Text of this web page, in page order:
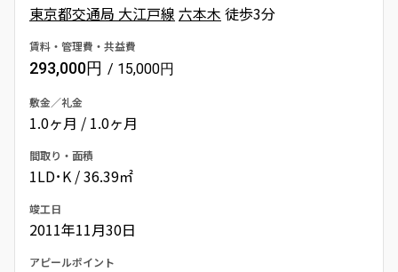
東京都交通局 大江戸線 六本木 徒歩3分
賃料・管理費・共益費
293,000円 / 15,000円
敷金／礼金
1.0ヶ月 / 1.0ヶ月
間取り・面積
1LD･K / 36.39㎡
竣工日
2011年11月30日
アピールポイント